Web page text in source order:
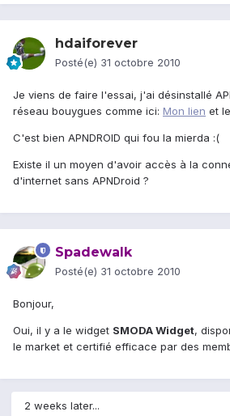
hdaiforever
Posté(e) 31 octobre 2010
Je viens de faire l'essai, j'ai désinstallé
réseau bouygues comme ici: Mon lien et
C'est bien APNDROID qui fou la mierda :(
Existe il un moyen d'avoir accès à la
d'internet sans APNDroid ?
Spadewalk
Posté(e) 31 octobre 2010
Bonjour,
Oui, il y a le widget SMODA Widget,
le market et certifié efficace par des
2 weeks later...